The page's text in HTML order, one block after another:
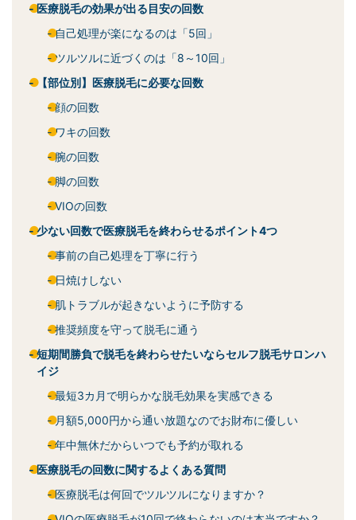
医療脱毛の効果が出る目安の回数
自己処理が楽になるのは「5回」
ツルツルに近づくのは「8～10回」
【部位別】医療脱毛に必要な回数
顔の回数
ワキの回数
腕の回数
脚の回数
VIOの回数
少ない回数で医療脱毛を終わらせるポイント4つ
事前の自己処理を丁寧に行う
日焼けしない
肌トラブルが起きないように予防する
推奨頻度を守って脱毛に通う
短期間勝負で脱毛を終わらせたいならセルフ脱毛サロンハ
イジ
最短3カ月で明らかな脱毛効果を実感できる
月額5,000円から通い放題なのでお財布に優しい
年中無休だからいつでも予約が取れる
医療脱毛の回数に関するよくある質問
医療脱毛は何回でツルツルになりますか？